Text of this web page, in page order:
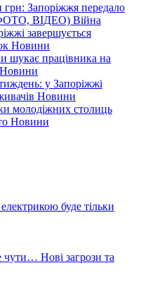
Запоріжжя передало
(ФОТО, ВІДЕО) Війна
завершується
Новини
шукає працівника на
Новини
у Запоріжжі
Новини
молодіжних столиць
Новини
буде тільки
чути… Нові загрози та